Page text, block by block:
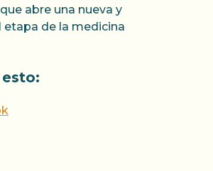
abre una nueva y
de la medicina